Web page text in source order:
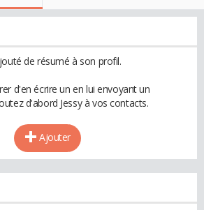
de résumé à son profil.
d'en écrire un en lui envoyant un
d'abord Jessy à vos contacts.
Ajouter